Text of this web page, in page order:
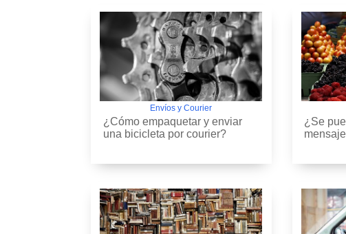
Envíos y Courier
¿Cómo empaquetar y enviar
una bicicleta por courier?
¿Se